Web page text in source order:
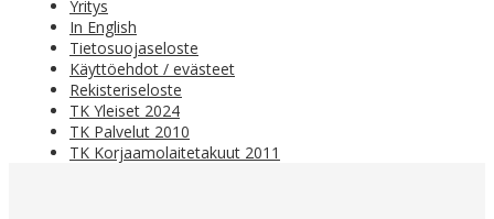
Yritys
In English
Tietosuojaseloste
Käyttöehdot / evästeet
Rekisteriseloste
TK Yleiset 2024
TK Palvelut 2010
TK Korjaamolaitetakuut 2011